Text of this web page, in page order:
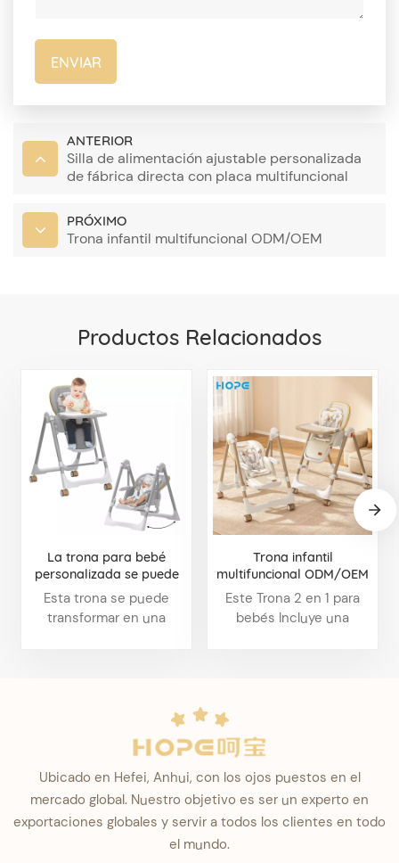
ENVIAR
ANTERIOR
Silla de alimentación ajustable personalizada
de fábrica directa con placa multifuncional
PRÓXIMO
Trona infantil multifuncional ODM/OEM
Productos Relacionados
La trona para bebé
personalizada se puede
transformar en un
columpio
Esta trona se puede
transformar en una
Trona infantil
multifuncional ODM/OEM
Este Trona 2 en 1 para
bebés Incluye una
ODM/OEM; consúltenos.
Ubicado en Hefei, Anhui, con los ojos puestos en el
mercado global. Nuestro objetivo es ser un experto en
exportaciones globales y servir a todos los clientes en todo
el mundo.